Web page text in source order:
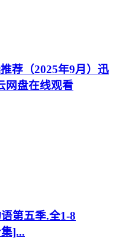
荐（2025年9月）迅
网盘在线观看
第五季.全1-8
]...